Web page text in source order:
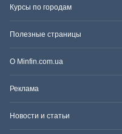
Курсы по городам
Полезные страницы
О Minfin.com.ua
Реклама
Новости и статьи